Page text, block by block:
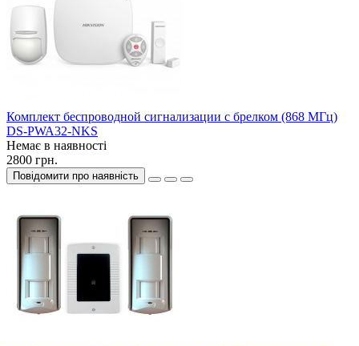
Комплект беспроводной сигнализации с брелком (868 MГц)
DS-PWA32-NKS
Немає в наявності
2800 грн.
Повідомити про наявність